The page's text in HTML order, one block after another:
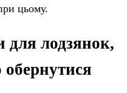
цьому.
для лодзянок,
обернутися